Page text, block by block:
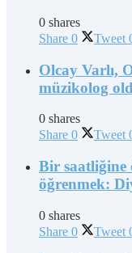
0 shares
Share 0 Tweet
Olcay Varlı,
müzikolog
0 shares
Share 0 Tweet
Bir saatliğine
öğrenmek:
0 shares
Share 0 Tweet